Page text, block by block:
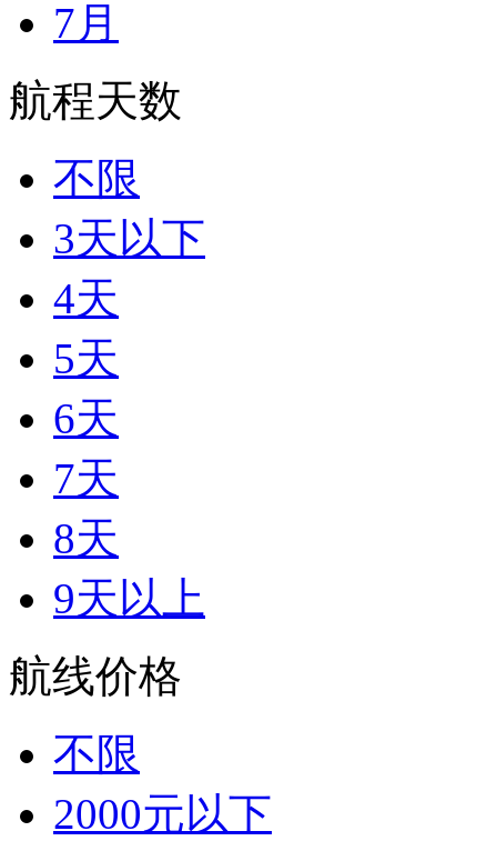
7月
航程天数
不限
3天以下
4天
5天
6天
7天
8天
9天以上
航线价格
不限
2000元以下